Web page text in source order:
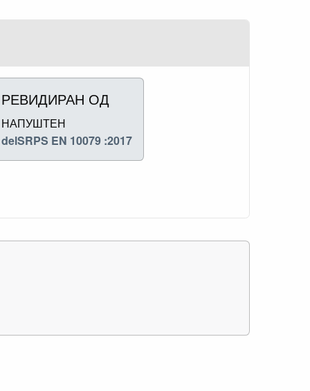
РЕВИДИРАН ОД
НАПУШТЕН
delSRPS EN 10079 :2017